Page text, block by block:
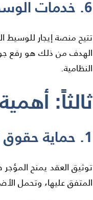
6. خدمات الوسطاء العقاريين المعتمدين
تتيح منصة إيجار للوسيط
الهدف من ذلك هو رفع
النظامية.
ثالثاً:
1. حماية حقوق المؤجر
توثيق العقد يمنح
المتفق عليها، وتحمل